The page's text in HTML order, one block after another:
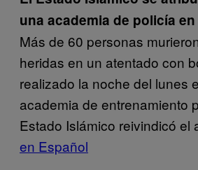
una academia de policía
Más de 60 personas
heridas en un atentado con
realizado la noche del lunes
academia de entrenamiento
Estado Islámico reivindicó
en Español